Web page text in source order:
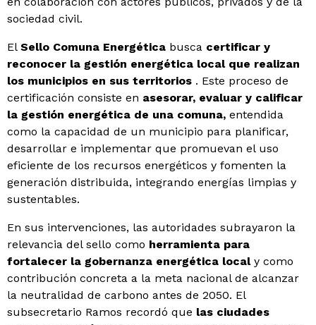
sociedad civil.
El Sello Comuna Energética busca certificar y
reconocer la gestión energética local que realizan
los municipios en sus territorios . Este proceso de
certificación consiste en asesorar, evaluar y calificar
la gestión energética de una comuna, entendida
como la capacidad de un municipio para planificar,
desarrollar e implementar que promuevan el uso
eficiente de los recursos energéticos y fomenten la
generación distribuida, integrando energías limpias y
sustentables.
En sus intervenciones, las autoridades subrayaron la
relevancia del sello como herramienta para
fortalecer la gobernanza energética localy como
contribución concreta a la meta nacional de alcanzar
la neutralidad de carbono antes de 2050. El
subsecretario Ramos recordó que las ciudades